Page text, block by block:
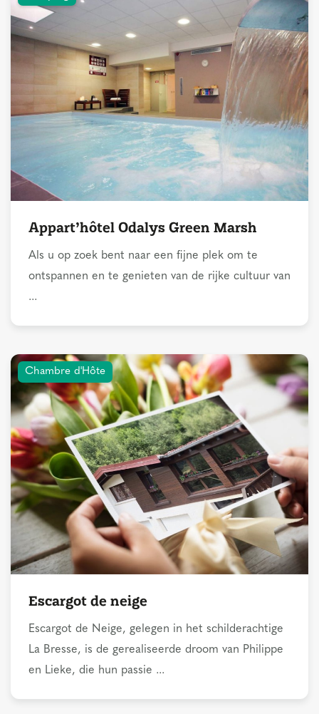
Appart’hôtel Odalys Green Marsh
Als u op zoek bent naar een fijne plek om te
ontspannen en te genieten van de rijke cultuur van
...
Chambre d'Hôte
Escargot de neige
Escargot de Neige, gelegen in het schilderachtige
La Bresse, is de gerealiseerde droom van Philippe
en Lieke, die hun passie ...